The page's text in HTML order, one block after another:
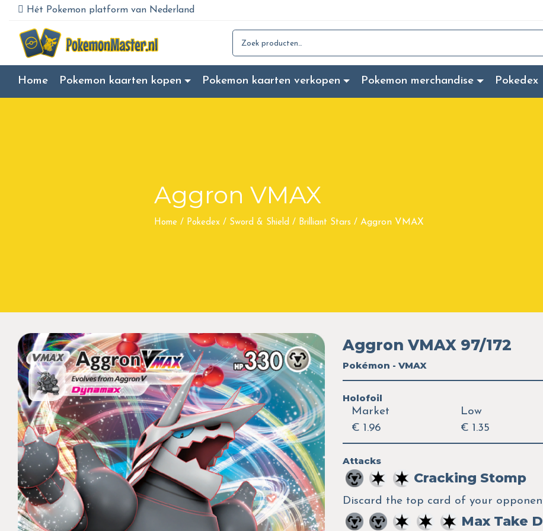
Hét Pokemon platform van Nederland
Search for:
Home Pokemon kaarten kopen Pokemon kaarten verkopen Pokemon merchandise Pokedex
Aggron VMAX
Home / Pokedex / Sword & Shield / Brilliant Stars / Aggron VMAX
Aggron VMAX 97/172
Pokémon - VMAX
Holofoil
Market
€ 1.96
Low
€ 1.35
Attacks
Cracking Stomp
Discard the top card of your
Max Take